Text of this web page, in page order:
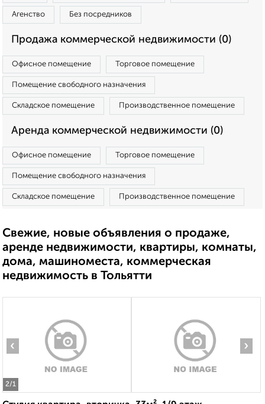
Агенство Без посредников
Продажа коммерческой недвижимости (0)
Офисное помещение Торговое помещение
Помещение свободного назначения
Складское помещение Производственное помещение
Аренда коммерческой недвижимости (0)
Офисное помещение Торговое помещение
Помещение свободного назначения
Складское помещение Производственное помещение
Свежие, новые объявления о продаже,
аренде недвижимости, квартиры, комнаты,
дома, машиноместа, коммерческая
недвижимость в Тольятти
2/1
‹ ›